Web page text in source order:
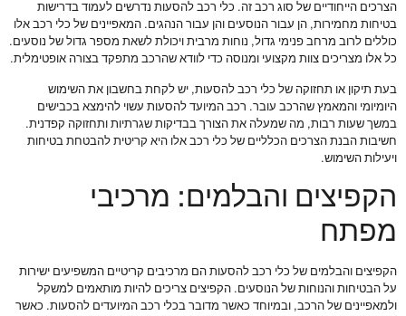
הצרכים הייחודיים של סוג רכב זה. כלי רכב להסעות נדרשים לעמוד בדרישות
בטיחות מחמירות, הן עבור הנוסעים והן עבור הנהגים. המאפיינים של כלי רכב אלו
כוללים לרוב מרחב פנימי גדול, נוחות מרבית ויכולת לשאת מספר גדול של נוסעים.
כל אלו מצריכים צוות מקצועי ומנוסה כדי לוודא שהרכב מתפקד בצורה אופטימלית.
בעת תיקון או תחזוקה של כלי רכב להסעות, יש לקחת בחשבון את השימוש
היומיומי והמאמץ שהרכב עובר. רכב המיועד להסעות עשוי להימצא בכבישים
במשך שעות רבות, מה שמעלה את הצורך בבדיקות שגרתיות ותחזוקה קפדנית.
חשיבות הבנת הצרכים הכלליים של כלי רכב אלו היא קריטית להבטחת בטיחות
ויעילות השימוש.
הקפיצים והבלמים: מרכיבי
מפתח
הקפיצים והבלמים של כלי רכב להסעות הם מרכיבים קריטיים המשפיעים ישירות
על הבטיחות והנוחות של הנוסעים. הקפיצים צריכים להיות מותאמים למשקל
ולמאפיינים של הרכב, ובמיוחד כאשר מדובר בכלי רכב המיועדים להסעות. כאשר